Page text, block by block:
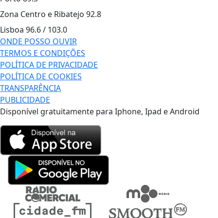
Zona Centro e Ribatejo 92.8
Lisboa 96.6 / 103.0
ONDE POSSO OUVIR
TERMOS E CONDIÇÕES
POLÍTICA DE PRIVACIDADE
POLÍTICA DE COOKIES
TRANSPARÊNCIA
PUBLICIDADE
Disponível gratuitamente para Iphone, Ipad e Android